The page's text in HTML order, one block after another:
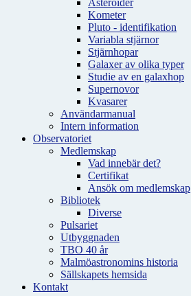
Asteroider
Kometer
Pluto - identifikation
Variabla stjärnor
Stjärnhopar
Galaxer av olika typer
Studie av en galaxhop
Supernovor
Kvasarer
Användarmanual
Intern information
Observatoriet
Medlemskap
Vad innebär det?
Certifikat
Ansök om medlemskap
Bibliotek
Diverse
Pulsariet
Utbyggnaden
TBO 40 år
Malmöastronomins historia
Sällskapets hemsida
Kontakt